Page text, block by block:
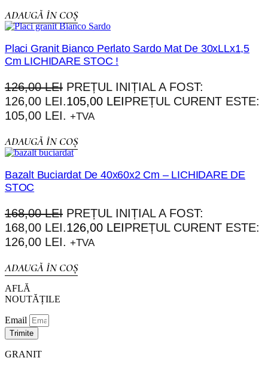
ADAUGĂ ÎN COȘ
Placi Granit Bianco Perlato Sardo Mat De 30xLLx1,5
Cm LICHIDARE STOC !
126,00LEI PREȚUL INIȚIAL A FOST:
126,00 LEI.105,00 LEIPREȚUL CURENT ESTE:
105,00 LEI. +TVA
ADAUGĂ ÎN COȘ
Bazalt Buciardat De 40x60x2 Cm – LICHIDARE DE
STOC
168,00LEI PREȚUL INIȚIAL A FOST:
168,00 LEI.126,00 LEIPREȚUL CURENT ESTE:
126,00 LEI. +TVA
ADAUGĂ ÎN COȘ
AFLĂ
NOUTĂȚILE
Email
Trimite
GRANIT